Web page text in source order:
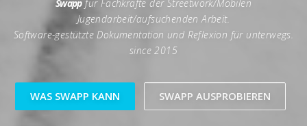
Swappfür Fachkräfte der Streetwork/Mobilen
Jugendarbeit/aufsuchenden Arbeit.
Software-gestützte Dokumentation und Reflexion für unterwegs.
since 2015
WAS SWAPP KANN SWAPP AUSPROBIEREN